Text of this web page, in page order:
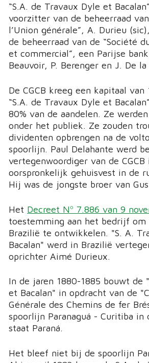
“S.A. de Travaux Dyle et
voorzitter van de beheerraad
l’Union générale”, A. Durieu
de beheerraad van de “Société
et commercial”, een Parijse
Beauvoir, P. Berenger en J. De
De CGCB kreeg een kapitaal
“S.A. de Travaux Dyle et
80% van de aandelen. Ze
onder het publiek. Ze zouden
dividenten opbrengen na de
spoorlijn. Paul Delahante werd
vertegenwoordiger van de
oorspronkelijk gehuisvest in de
Hij was de jongste broer van
Het Decreet Nº 7.886 van 9
toestemming aan het bedrijf
Brazilië te ontwikkelen. "S. A.
Bacalan" werd in Brazilië
oprichter Aimé Durieux.
In de jaren 1880-1885 bouwt de
et Bacalan" in opdracht van de
Générale des Chemins de fer
spoorlijn Paranaguá - Curitiba in
staat Paraná.
Het bleef niet bij de spoorlijn